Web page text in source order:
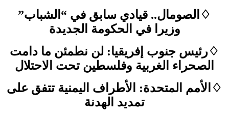
♢الصومال.. قيادي سابق في “الشباب”
وزيرا في الحكومة الجديدة
♢رئيس جنوب إفريقيا: لن نطمئن ما دامت
الصحراء الغربية وفلسطين تحت الاحتلال
♢الأمم المتحدة: الأطراف اليمنية تتفق على
تمديد الهدنة